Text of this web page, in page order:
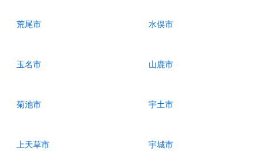
荒尾市 水俣市
玉名市 山鹿市
菊池市 宇土市
上天草市 宇城市